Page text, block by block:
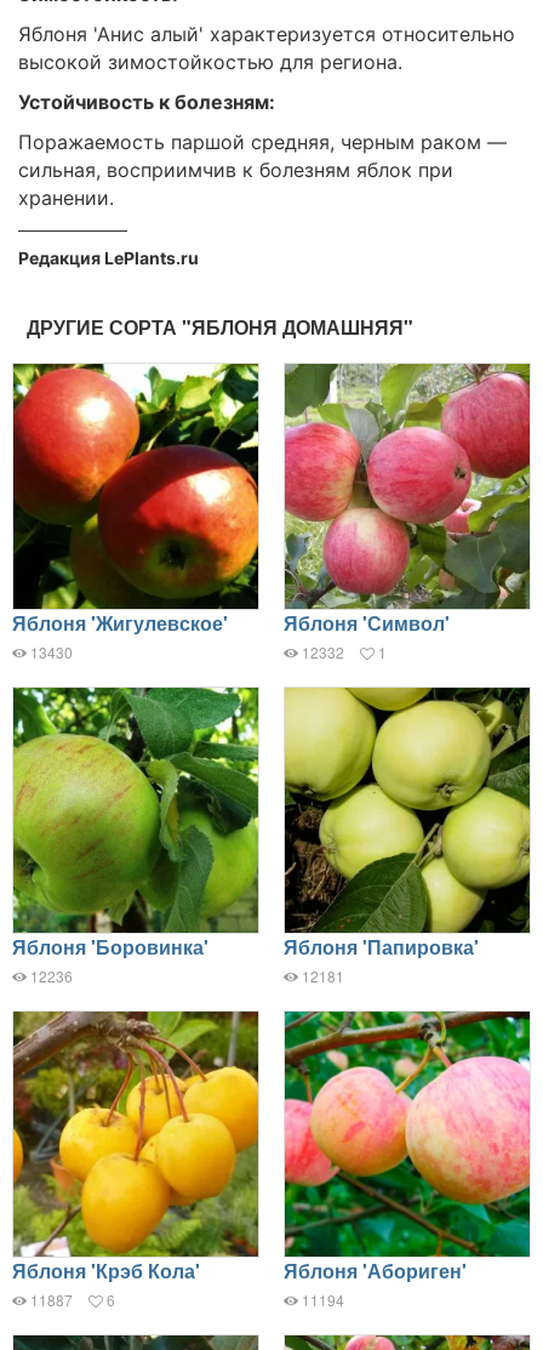
Яблоня 'Анис алый' характеризуется относительно
высокой зимостойкостью для региона.
Устойчивость к болезням:
Поражаемость паршой средняя, черным раком —
сильная, восприимчив к болезням яблок при
хранении.
Редакция LePlants.ru
ДРУГИЕ СОРТА "ЯБЛОНЯ ДОМАШНЯЯ"
Яблоня 'Жигулевское'
13430
Яблоня 'Символ'
12332 1
Яблоня 'Боровинка'
12236
Яблоня 'Папировка'
12181
Яблоня 'Крэб Кола'
11887 6
Яблоня 'Абориген'
11194